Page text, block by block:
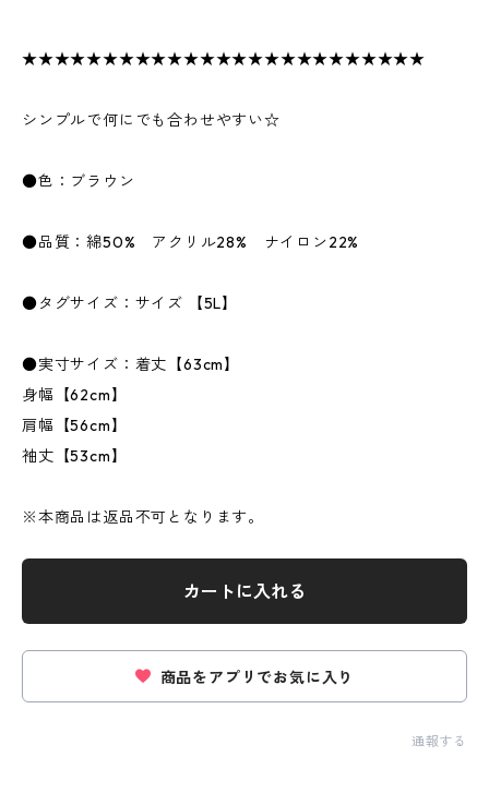
★★★★★★★★★★★★★★★★★★★★★★★★★
シンプルで何にでも合わせやすい☆
●色：ブラウン
●品質：綿50% アクリル28% ナイロン22%
●タグサイズ：サイズ 【5L】
●実寸サイズ：着丈【63cm】
身幅【62cm】
肩幅【56cm】
袖丈【53cm】
※本商品は返品不可となります。
カートに入れる
商品をアプリでお気に入り
通報する